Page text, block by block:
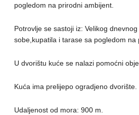
pogledom na prirodni ambijent.
Potrovlje se sastoji iz: Velikog
sobe,kupatila i tarase sa pogledom na
U dvorištu kuće se nalazi pomoćni
Kuća ima prelijepo ogradjeno dvorište.
Udaljenost od mora: 900 m.